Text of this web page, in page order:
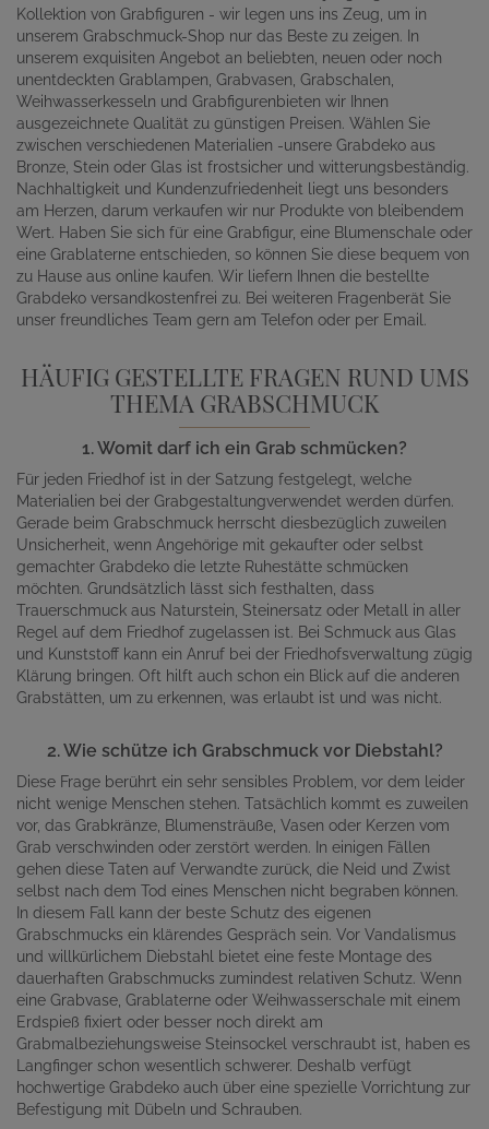
Kollektion von Grabfiguren - wir legen uns ins Zeug, um in
unserem Grabschmuck-Shop nur das Beste zu zeigen. In
unserem exquisiten Angebot an beliebten, neuen oder noch
unentdeckten Grablampen, Grabvasen, Grabschalen,
Weihwasserkesseln und Grabfigurenbieten wir Ihnen
ausgezeichnete Qualität zu günstigen Preisen. Wählen Sie
zwischen verschiedenen Materialien -unsere Grabdeko aus
Bronze, Stein oder Glas ist frostsicher und witterungsbeständig.
Nachhaltigkeit und Kundenzufriedenheit liegt uns besonders
am Herzen, darum verkaufen wir nur Produkte von bleibendem
Wert. Haben Sie sich für eine Grabfigur, eine Blumenschale oder
eine Grablaterne entschieden, so können Sie diese bequem von
zu Hause aus online kaufen. Wir liefern Ihnen die bestellte
Grabdeko versandkostenfrei zu. Bei weiteren Fragenberät Sie
unser freundliches Team gern am Telefon oder per Email.
HÄUFIG GESTELLTE FRAGEN RUND UMS
THEMA GRABSCHMUCK
1. Womit darf ich ein Grab schmücken?
Für jeden Friedhof ist in der Satzung festgelegt, welche
Materialien bei der Grabgestaltungverwendet werden dürfen.
Gerade beim Grabschmuck herrscht diesbezüglich zuweilen
Unsicherheit, wenn Angehörige mit gekaufter oder selbst
gemachter Grabdeko die letzte Ruhestätte schmücken
möchten. Grundsätzlich lässt sich festhalten, dass
Trauerschmuck aus Naturstein, Steinersatz oder Metall in aller
Regel auf dem Friedhof zugelassen ist. Bei Schmuck aus Glas
und Kunststoff kann ein Anruf bei der Friedhofsverwaltung zügig
Klärung bringen. Oft hilft auch schon ein Blick auf die anderen
Grabstätten, um zu erkennen, was erlaubt ist und was nicht.
2. Wie schütze ich Grabschmuck vor Diebstahl?
Diese Frage berührt ein sehr sensibles Problem, vor dem leider
nicht wenige Menschen stehen. Tatsächlich kommt es zuweilen
vor, das Grabkränze, Blumensträuße, Vasen oder Kerzen vom
Grab verschwinden oder zerstört werden. In einigen Fällen
gehen diese Taten auf Verwandte zurück, die Neid und Zwist
selbst nach dem Tod eines Menschen nicht begraben können.
In diesem Fall kann der beste Schutz des eigenen
Grabschmucks ein klärendes Gespräch sein. Vor Vandalismus
und willkürlichem Diebstahl bietet eine feste Montage des
dauerhaften Grabschmucks zumindest relativen Schutz. Wenn
eine Grabvase, Grablaterne oder Weihwasserschale mit einem
Erdspieß fixiert oder besser noch direkt am
Grabmalbeziehungsweise Steinsockel verschraubt ist, haben es
Langfinger schon wesentlich schwerer. Deshalb verfügt
hochwertige Grabdeko auch über eine spezielle Vorrichtung zur
Befestigung mit Dübeln und Schrauben.